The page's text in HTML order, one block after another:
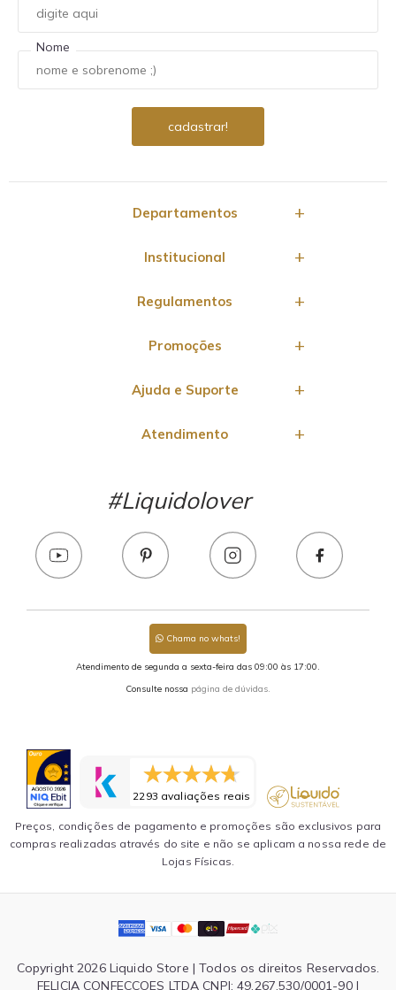
Nome
Departamentos
Institucional
Regulamentos
Promoções
Ajuda e Suporte
Atendimento
#Liquidolover
Chama no whats!
Atendimento de segunda a sexta-feira das 09:00 às 17:00.
Consulte nossa página de dúvidas.
2293 avaliações reais
Preços, condições de pagamento e promoções são exclusivos para
compras realizadas através do site e não se aplicam a nossa rede de
Lojas Físicas.
Copyright 2026 Liquido Store | Todos os direitos Reservados.
FELICIA CONFECCOES LTDA CNPJ: 49.267.530/0001-90 |